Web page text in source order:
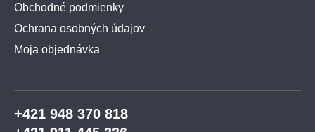
Obchodné podmienky
Ochrana osobných údajov
Moja objednávka
+421 948 370 818